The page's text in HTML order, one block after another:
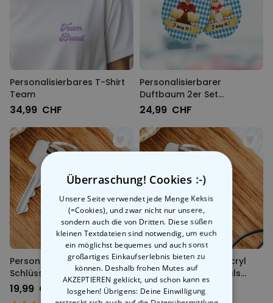
Personalisierbares T-Shirt
Team
34,99 CHF
Personalisierbarer
Duftbaum 2er Set
Oktoberfest
24,99 CHF
Personalisierbarer Acryl
Schlüsselanhänger im
Instagram-Style
19,99 CHF
Personalisierbarer Acryl
Schlüsselanhänger als
Comic
19,99 CHF
Überraschung! Cookies :-)
Unsere Seite verwendet jede Menge Keksis
(=Cookies), und zwar nicht nur unsere,
sondern auch die von Dritten. Diese süßen
kleinen Textdateien sind notwendig, um euch
ein möglichst bequemes und auch sonst
großartiges Einkaufserlebnis bieten zu
können. Deshalb frohen Mutes auf
AKZEPTIEREN geklickt, und schon kann es
losgehen! Übrigens: Deine Einwilligung